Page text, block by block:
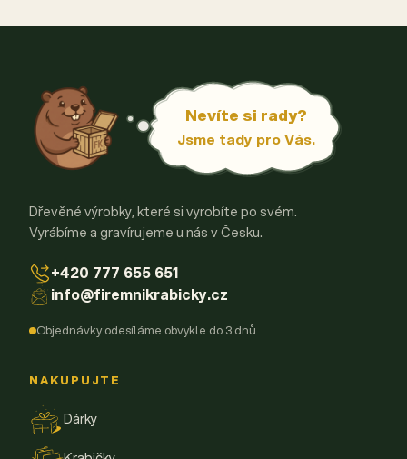
Nevíte si rady?
Jsme tady pro Vás.
Dřevěné výrobky, které si vyrobíte po svém.
Vyrábíme a gravírujeme u nás v Česku.
+420 777 655 651
info@firemnikrabicky.cz
Objednávky odesíláme obvykle do 3 dnů
NAKUPUJTE
Dárky